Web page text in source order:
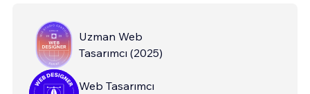
Uzman Web
Tasarımcı (2025)
Web Tasarımcı